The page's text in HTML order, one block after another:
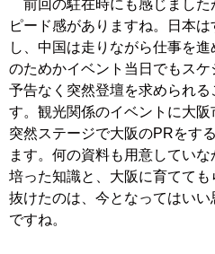
前回の駐在時にも感じました
ピード感がありますね。日本
し、中国は走りながら仕事を
のためかイベント当日でもスケ
予告なく突然登壇を求められる
す。観光関係のイベントに大阪
突然ステージで大阪のPRをす
ます。何の資料も用意してい
培った知識と、大阪に育てても
抜けたのは、今となってはい
ですね。